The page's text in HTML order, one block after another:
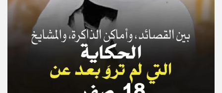
© Copyright 2025, APS